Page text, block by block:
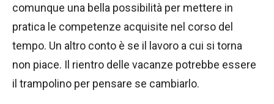
comunque una bella possibilità per mettere in
pratica le competenze acquisite nel corso del
tempo. Un altro conto è se il lavoro a cui si torna
non piace. Il rientro delle vacanze potrebbe essere
il trampolino per pensare se cambiarlo.